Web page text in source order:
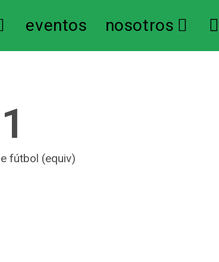
eventos nosotros
fútbol (equiv)
1